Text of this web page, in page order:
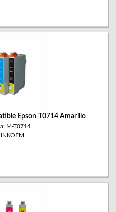
Epson T0714 Amarillo
M-T0714